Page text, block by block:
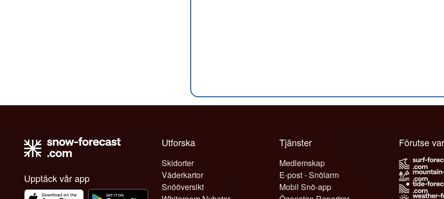
Upptäck vår app
Utforska
Skidorter
Väderkartor
Snööversikt
Tjänster
Medlemskap
E-post - Snölarm
Mobil Snö-app
Förutse